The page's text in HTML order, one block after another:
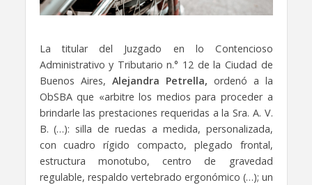
La titular del Juzgado en lo Contencioso
Administrativo y Tributario n.° 12 de la Ciudad de
Buenos Aires, Alejandra Petrella, ordenó a la
ObSBA que «arbitre los medios para proceder a
brindarle las prestaciones requeridas a la Sra. A. V.
B. (…): silla de ruedas a medida, personalizada,
con cuadro rígido compacto, plegado frontal,
estructura monotubo, centro de gravedad
regulable, respaldo vertebrado ergonómico (…); un